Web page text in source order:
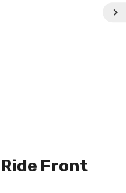
Front